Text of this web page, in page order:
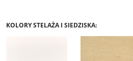
KOLORY STELAŻA I SIEDZISKA: